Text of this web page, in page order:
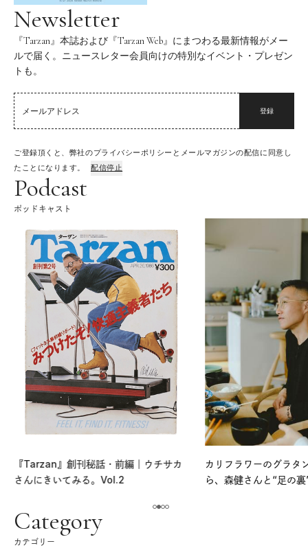
Newsletter
『Tarzan』本誌および『Tarzan Web』にまつわる最新情報がメー
ルで届く。ニュースレター会員向けの特別なイベント・プレゼン
トも。
登録
ご登録頂くと、弊社のプライバシーポリシーとメールマガジンの配信に同意し
たことになります。
配信停止
Podcast
ポッドキャスト
『Tarzan』創刊秘話・前編｜ウチサカ
さんにきいてみる。Vol.2
カリフラワーのグラタ
ら、森健さんと“足の
Category
カテゴリー